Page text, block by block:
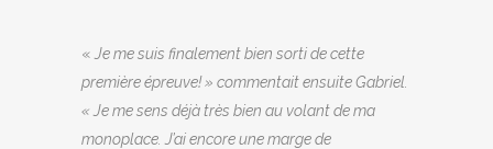
« Je me suis finalement bien sorti de cette
première épreuve! » commentait ensuite Gabriel.
« Je me sens déjà très bien au volant de ma
monoplace. J’ai encore une marge de